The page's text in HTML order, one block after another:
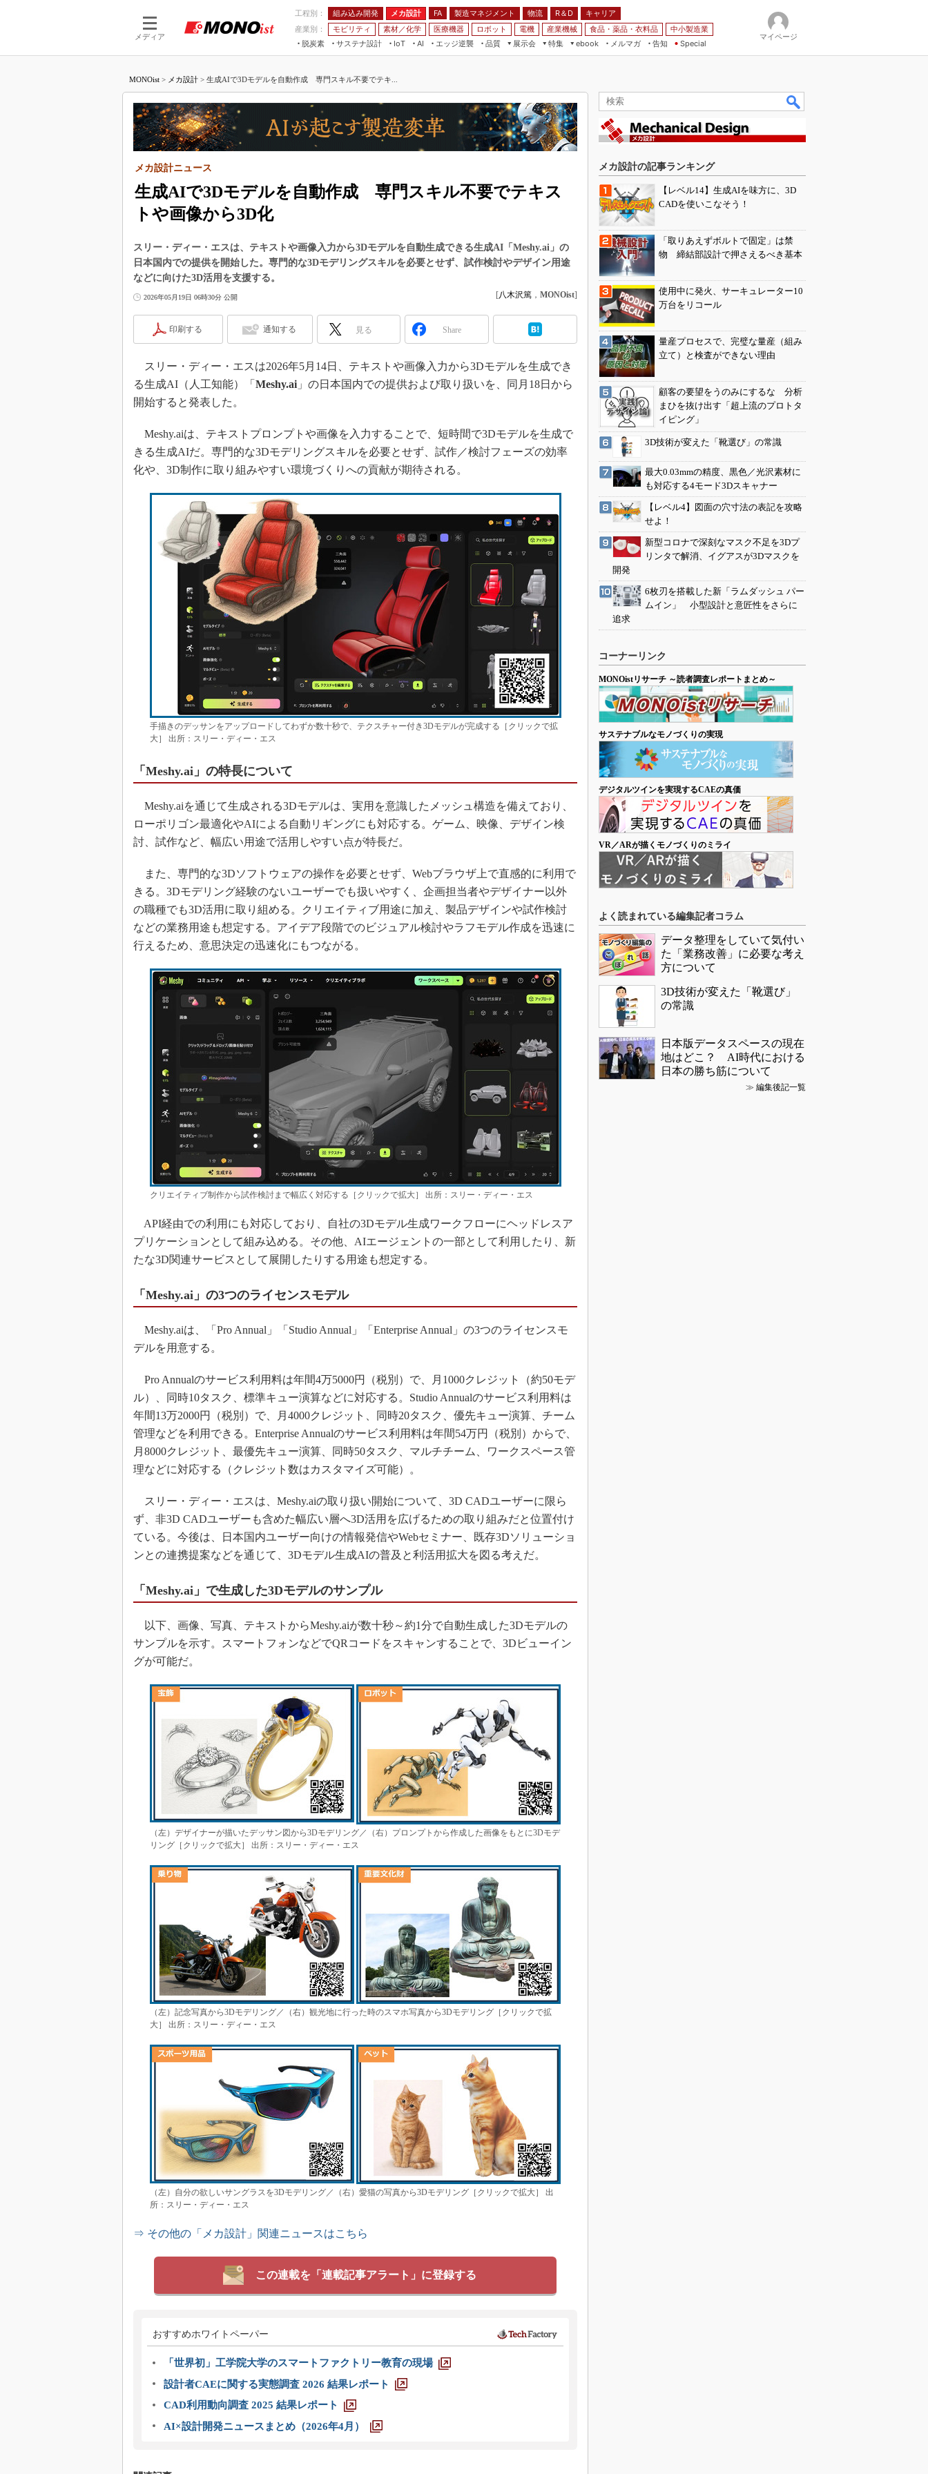
メディア
工程別： 組み込み開発 メカ設計 FA 製造マネジメント 物流 R＆D
キャリア
産業別：
モビリティ 素材／化学 医療機器 ロボット 電機 産業機械 食品・薬品・衣料品
中小製造業
脱炭素
サステナ設計
IoT
つながる工場
つながるサービス
AI
AI×設備保全
Physical AI
エッジ逆襲 品質
展示会
JIMTOF
組込み/エッジ コンピューティング
展＆IoT/5Gソリューション展
IIFES
国際ロボット展
TECHNO-FRONTIER
EdgeTech+
産業オープンネット展
特集
5G
VR／AR
フィールドサービス
組み込み画像技術
車載ソフト開発
3Dプリンタ
デジタルツインとCAE
インダストリー4.0
メイドインジャパン
植物工場
制御セキュリティ
新型コロナへの対応
ebook
製造マネジメント
FA
モビリティ
メルマガ
告知 Special
マイページ
MONOist > メカ設計 > 生成AIで3Dモデルを自動作成 専門スキル不要でテキ...
生成AIで3Dモデルを自動作成 専門スキル不要でテキス
トや画像から3D化
メカ設計ニュース
スリー・ディー・エスは、テキストや画像入力から3Dモデルを自動生成できる生成AI「Meshy.ai」の
日本国内での提供を開始した。専門的な3Dモデリングスキルを必要とせず、試作検討やデザイン用途
などに向けた3D活用を支援する。
2026年05月19日 06時30分 公開 [八木沢篤 ， MONOist]
印刷する 通知する 見る Share
スリー・ディー・エスは2026年5月14日、テキストや画像入力から3Dモデルを生成でき
る生成AI（人工知能）「 Meshy.ai 」の日本国内での提供および取り扱いを、同月18日から
開始すると発表した。
Meshy.aiは、テキストプロンプトや画像を入力することで、短時間で3Dモデルを生成で
きる生成AIだ。専門的な3Dモデリングスキルを必要とせず、試作／検討フェーズの効率
化や、3D制作に取り組みやすい環境づくりへの貢献が期待される。
手描きのデッサンをアップロードしてわずか数十秒で、テクスチャー付き3Dモデルが完成する［クリックで拡
大］ 出所：スリー・ディー・エス
「Meshy.ai」の特長について
Meshy.aiを通じて生成される3Dモデルは、実用を意識したメッシュ構造を備えており、
ローポリゴン最適化やAIによる自動リギングにも対応する。ゲーム、映像、デザイン検
討、試作など、幅広い用途で活用しやすい点が特長だ。
また、専門的な3Dソフトウェアの操作を必要とせず、Webブラウザ上で直感的に利用で
きる。3Dモデリング経験のないユーザーでも扱いやすく、企画担当者やデザイナー以外
の職種でも3D活用に取り組める。クリエイティブ用途に加え、製品デザインや試作検討
などの業務用途も想定する。アイデア段階でのビジュアル検討やラフモデル作成を迅速に
行えるため、意思決定の迅速化にもつながる。
クリエイティブ制作から試作検討まで幅広く対応する［クリックで拡大］ 出所：スリー・ディー・エス
API経由での利用にも対応しており、自社の3Dモデル生成ワークフローにヘッドレスア
プリケーションとして組み込める。その他、AIエージェントの一部として利用したり、新
たな3D関連サービスとして展開したりする用途も想定する。
「Meshy.ai」の3つのライセンスモデル
Meshy.aiは、「Pro Annual」「Studio Annual」「Enterprise Annual」の3つのライセンスモ
デルを用意する。
Pro Annualのサービス利用料は年間4万5000円（税別）で、月1000クレジット（約50モデ
ル）、同時10タスク、標準キュー演算などに対応する。Studio Annualのサービス利用料は
年間13万2000円（税別）で、月4000クレジット、同時20タスク、優先キュー演算、チーム
管理などを利用できる。Enterprise Annualのサービス利用料は年間54万円（税別）からで、
月8000クレジット、最優先キュー演算、同時50タスク、マルチチーム、ワークスペース管
理などに対応する（クレジット数はカスタマイズ可能）。
スリー・ディー・エスは、Meshy.aiの取り扱い開始について、3D CADユーザーに限ら
ず、非3D CADユーザーも含めた幅広い層へ3D活用を広げるための取り組みだと位置付け
ている。今後は、日本国内ユーザー向けの情報発信やWebセミナー、既存3Dソリューショ
ンとの連携提案などを通じて、3Dモデル生成AIの普及と利活用拡大を図る考えだ。
「Meshy.ai」で生成した3Dモデルのサンプル
以下、画像、写真、テキストからMeshy.aiが数十秒～約1分で自動生成した3Dモデルの
サンプルを示す。スマートフォンなどでQRコードをスキャンすることで、3Dビューイン
グが可能だ。
（左）デザイナーが描いたデッサン図から3Dモデリング／（右）プロンプトから作成した画像をもとに3Dモデ
リング［クリックで拡大］ 出所：スリー・ディー・エス
（左）記念写真から3Dモデリング／（右）観光地に行った時のスマホ写真から3Dモデリング［クリックで拡
大］ 出所：スリー・ディー・エス
（左）自分の欲しいサングラスを3Dモデリング／（右）愛猫の写真から3Dモデリング［クリックで拡大］ 出
所：スリー・ディー・エス
⇒ その他の「メカ設計」関連ニュースはこちら
この連載を「連載記事アラート」に登録する
おすすめホワイトペーパー
「世界初」工学院大学のスマートファクトリー教育の現場
設計者CAEに関する実態調査 2026 結果レポート
CAD利用動向調査 2025 結果レポート
AI×設計開発ニュースまとめ（2026年4月）
メカ設計の記事ランキング
【レベル14】生成AIを味方に、3D
CADを使いこなそう！
「取りあえずボルトで固定」は禁
物 締結部設計で押さえるべき基本
使用中に発火、サーキュレーター10
万台をリコール
量産プロセスで、完璧な量産（組み
立て）と検査ができない理由
顧客の要望をうのみにするな 分析
まひを抜け出す「超上流のプロトタ
イピング」
3D技術が変えた「靴選び」の常識
最大0.03mmの精度、黒色／光沢素材に
も対応する4モード3Dスキャナー
【レベル4】図面の穴寸法の表記を攻略
せよ！
新型コロナで深刻なマスク不足を3Dプ
リンタで解消、イグアスが3Dマスクを
開発
6枚刃を搭載した新「ラムダッシュ パー
ムイン」 小型設計と意匠性をさらに
追求
コーナーリンク
MONOistリサーチ ～読者調査レポートまとめ～
サステナブルなモノづくりの実現
デジタルツインを実現するCAEの真価
VR／ARが描くモノづくりのミライ
よく読まれている編集記者コラム
データ整理をしていて気付い
た「業務改善」に必要な考え
方について
3D技術が変えた「靴選び」
の常識
日本版データスペースの現在
地はどこ？ AI時代における
日本の勝ち筋について
≫ 編集後記一覧